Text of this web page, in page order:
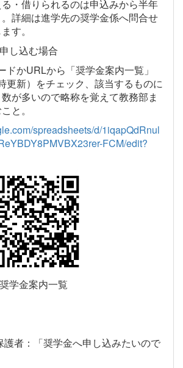
・借りられるのは申込みから半年
詳細は進学先の奨学金係へ問合せ
す。
し込む場合
ドかURLから「奨学金案内一覧」
更新）をチェック、該当するものに
が多いので略称を覚えて教務部ま
と。
spreadsheets/d/1iqapQdRnul
FCM/edit?
内一覧
護者：「奨学金へ申し込みたいので